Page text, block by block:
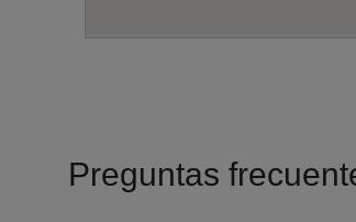
Preguntas